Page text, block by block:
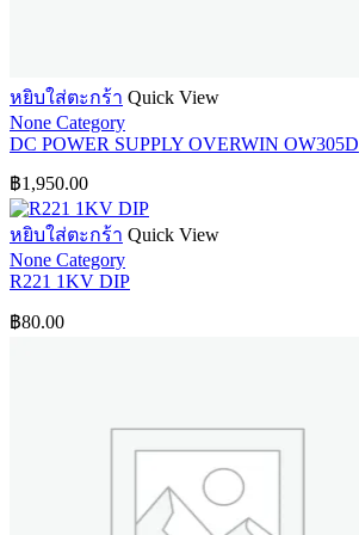
หยิบใส่ตะกร้า Quick View
None Category
DC POWER SUPPLY OVERWIN OW305D
฿1,950.00
หยิบใส่ตะกร้า Quick View
None Category
R221 1KV DIP
฿80.00